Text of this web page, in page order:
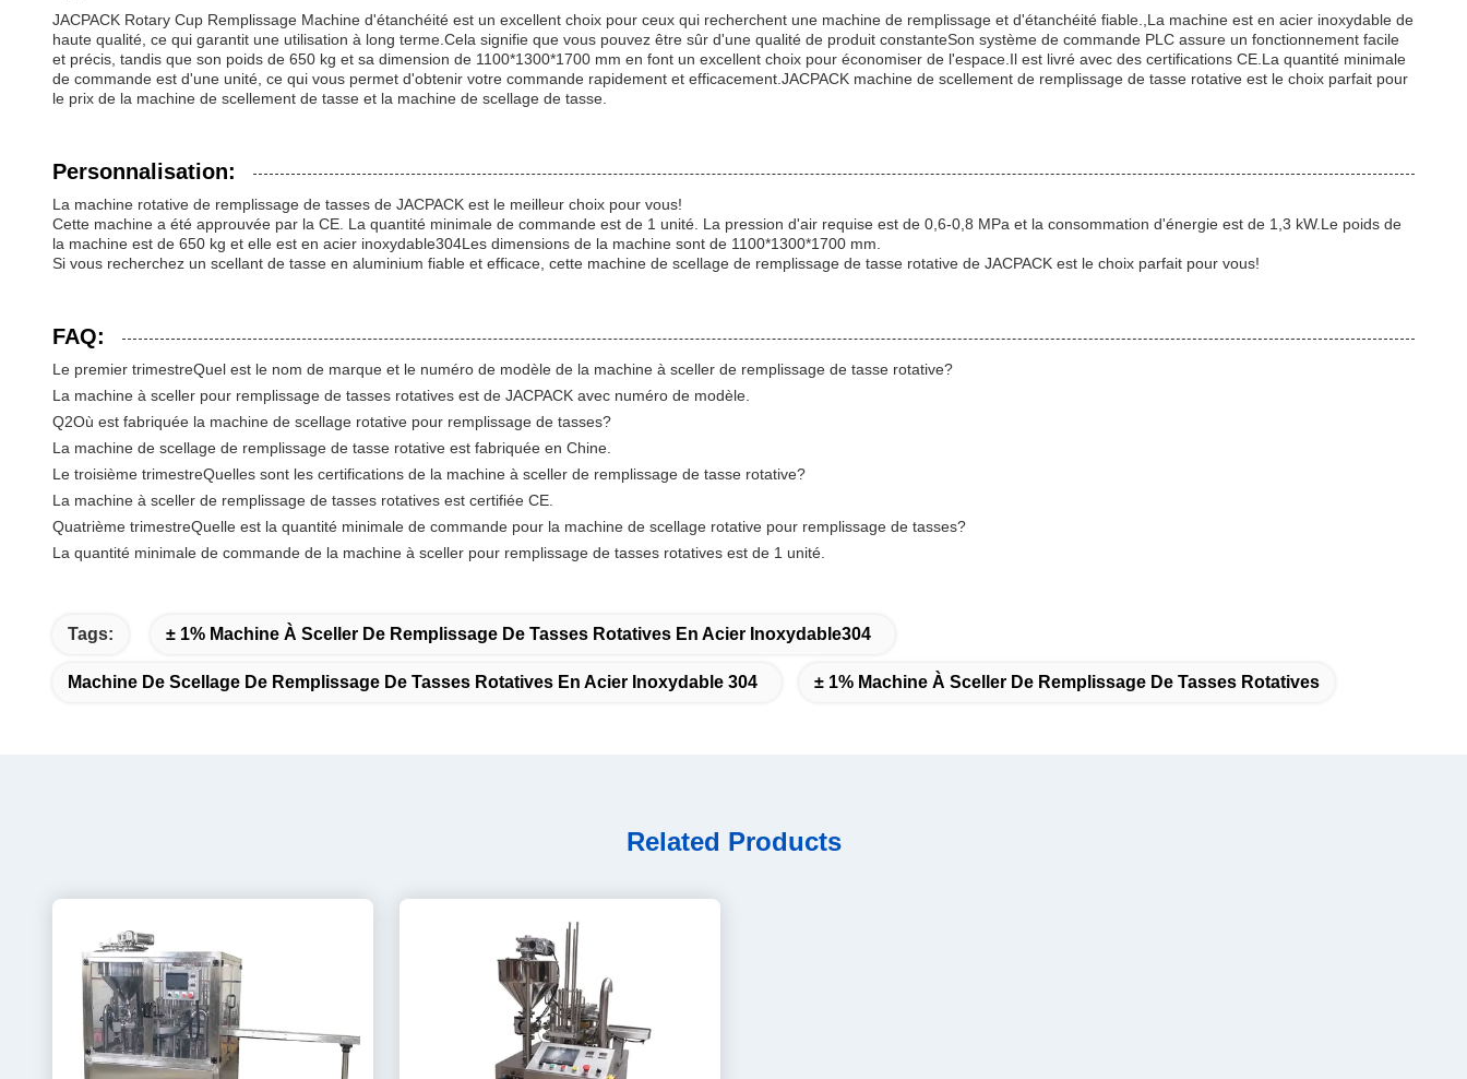
JACPACK Rotary Cup Remplissage Machine d'étanchéité est un excellent choix pour ceux qui recherchent une machine de remplissage et d'étanchéité fiable.,La machine est en acier inoxydable de
haute qualité, ce qui garantit une utilisation à long terme.Cela signifie que vous pouvez être sûr d'une qualité de produit constanteSon système de commande PLC assure un fonctionnement facile
et précis, tandis que son poids de 650 kg et sa dimension de 1100*1300*1700 mm en font un excellent choix pour économiser de l'espace.Il est livré avec des certifications CE.La quantité minimale
de commande est d'une unité, ce qui vous permet d'obtenir votre commande rapidement et efficacement.JACPACK machine de scellement de remplissage de tasse rotative est le choix parfait pour
le prix de la machine de scellement de tasse et la machine de scellage de tasse.
Personnalisation:
La machine rotative de remplissage de tasses de JACPACK est le meilleur choix pour vous!
Cette machine a été approuvée par la CE. La quantité minimale de commande est de 1 unité. La pression d'air requise est de 0,6-0,8 MPa et la consommation d'énergie est de 1,3 kW.Le poids de
la machine est de 650 kg et elle est en acier inoxydable304Les dimensions de la machine sont de 1100*1300*1700 mm.
Si vous recherchez un scellant de tasse en aluminium fiable et efficace, cette machine de scellage de remplissage de tasse rotative de JACPACK est le choix parfait pour vous!
FAQ:
Le premier trimestreQuel est le nom de marque et le numéro de modèle de la machine à sceller de remplissage de tasse rotative?
La machine à sceller pour remplissage de tasses rotatives est de JACPACK avec numéro de modèle.
Q2Où est fabriquée la machine de scellage rotative pour remplissage de tasses?
La machine de scellage de remplissage de tasse rotative est fabriquée en Chine.
Le troisième trimestreQuelles sont les certifications de la machine à sceller de remplissage de tasse rotative?
La machine à sceller de remplissage de tasses rotatives est certifiée CE.
Quatrième trimestreQuelle est la quantité minimale de commande pour la machine de scellage rotative pour remplissage de tasses?
La quantité minimale de commande de la machine à sceller pour remplissage de tasses rotatives est de 1 unité.
Tags: ± 1% Machine À Sceller De Remplissage De Tasses Rotatives En Acier Inoxydable304
Machine De Scellage De Remplissage De Tasses Rotatives En Acier Inoxydable 304 ± 1% Machine À Sceller De Remplissage De Tasses Rotatives
Related Products